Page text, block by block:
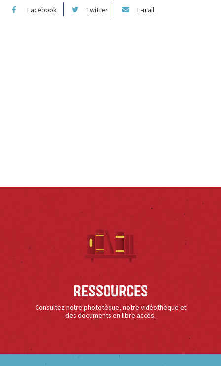
Facebook Twitter E-mail
Ressources
Consultez notre phototèque, notre vidéothèque et
des documents en libre accès.